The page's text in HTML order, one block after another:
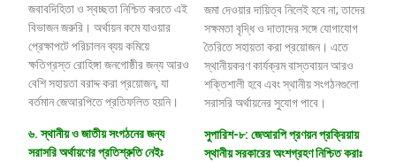
জবাবদিহিতা ও স্বচ্ছতা নিশ্চিত করতে এই
বিভাজন জরুরি। অর্থায়ন কমে যাওয়ার
প্রেক্ষাপটে পরিচালন ব্যয় কমিয়ে
ক্ষতিগ্রস্ত রোহিঙ্গা জনগোষ্ঠীর জন্য আরও
বেশি সহায়তা বরাদ্দ করা প্রয়োজন, যা
বর্তমান জেআরপিতে প্রতিফলিত হয়নি।
৬.স্থানীয়ও জাতীয়সংগঠনেরজন্য
সরাসরিঅর্থায়ণেরপ্রতিশ্রুতিনেইঃ
জমা দেওয়ার দায়িত্ব নিলেই হবে না; তাদের
সক্ষমতা বৃদ্ধি ও দাতাদের সঙ্গে যোগাযোগ
তৈরিতে সহায়তা করা প্রয়োজন। এতে
স্থানীয়করণ কার্যক্রম বাস্তবায়ন আরও
শক্তিশালী হবে এবং স্থানীয় সংগঠনগুলো
সরাসরি অর্থায়নের সুযোগ পাবে।
সুপারিশ-৮: জেআরপি প্রণয়ন প্রক্রিয়ায়
স্থানীয় সরকারের অংশগ্রহণ নিশ্চিত করাঃ